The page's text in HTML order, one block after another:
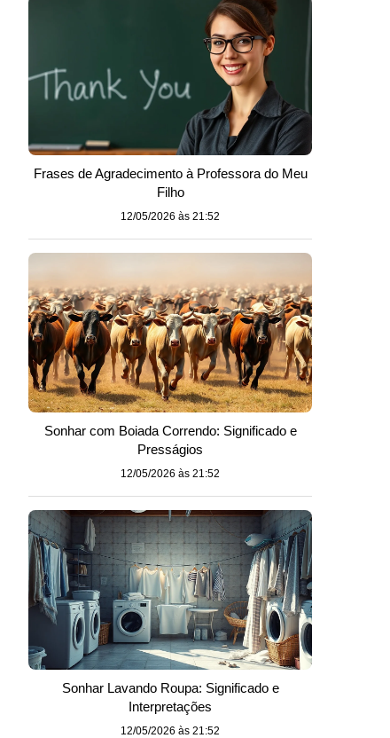
Frases de Agradecimento à Professora do Meu
Filho
12/05/2026 às 21:52
Sonhar com Boiada Correndo: Significado e
Presságios
12/05/2026 às 21:52
Sonhar Lavando Roupa: Significado e
Interpretações
12/05/2026 às 21:52